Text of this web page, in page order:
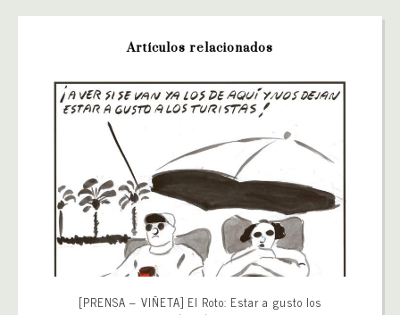
Artículos relacionados
[PRENSA – VIÑETA] El Roto: Estar a gusto los